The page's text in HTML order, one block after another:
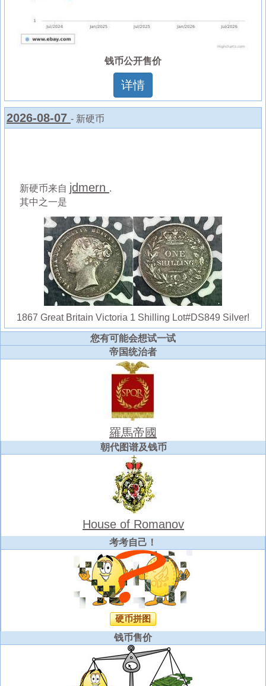
钱币公开售价
详情
2026-08-07 - 新硬币
新硬币来自 jdmern .
其中之一是
1867 Great Britain Victoria 1 Shilling Lot#DS849 Silver!
您有可能会想试一试
帝国统治者
羅馬帝國
朝代图谱及钱币
House of Romanov
考考自己！
硬币拼图
钱币售价